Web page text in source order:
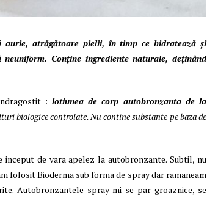
aurie, atrăgătoare pielii, în timp ce hidratează și
Conține ingrediente naturale, deținând
: lotiunea de corp autobronzanta de la
biologice controlate. Nu contine substante pe baza de
inceput de vara apelez la autobronzante. Subtil, nu
folosit Bioderma sub forma de spray dar ramaneam
Autobronzantele spray mi se par groaznice, se